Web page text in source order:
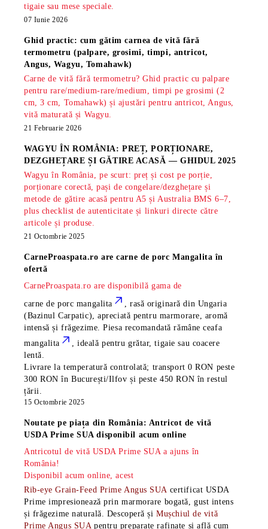
tigaie sau mese speciale.
07 Iunie 2026
Ghid practic: cum gătim carnea de vită fără
termometru (palpare, grosimi, timpi, antricot,
Angus, Wagyu, Tomahawk)
Carne de vită fără termometru? Ghid practic cu palpare
pentru rare/medium-rare/medium, timpi pe grosimi (2
cm, 3 cm, Tomahawk) și ajustări pentru antricot, Angus,
vită maturată și Wagyu.
21 Februarie 2026
WAGYU ÎN ROMÂNIA: PREȚ, PORȚIONARE,
DEZGHEȚARE ȘI GĂTIRE ACASĂ — GHIDUL 2025
Wagyu în România, pe scurt: preț și cost pe porție,
porționare corectă, pași de congelare/dezghețare și
metode de gătire acasă pentru A5 și Australia BMS 6–7,
plus checklist de autenticitate și linkuri directe către
articole și produse.
21 Octombrie 2025
CarneProaspata.ro arecarne de porc Mangalita în
ofertă
CarneProaspata.ro are disponibilă gama de
carne de porc mangalita
, rasă originară din Ungaria
(Bazinul Carpatic), apreciată pentru marmorare, aromă
intensă și frăgezime. Piesa recomandată rămâneceafa
mangalita
, ideală pentru grătar, tigaie sau coacere
lentă.
Livrare la temperatură controlată; transport 0 RON peste
300 RON în București/Ilfov și peste 450 RON în restul
țării.
15 Octombrie 2025
Noutate pe piața din România: Antricot de vită
USDA Prime SUA disponibil acum online
Antricotul de vită USDA Prime SUA a ajuns în
România!
Disponibil acum online, acest
Rib-eye Grain-Feed Prime Angus SUA certificat USDA
Prime impresionează prin marmorare bogată, gust intens
și frăgezime naturală. Descoperă șiMușchiul de vită
Prime Angus SUA pentru preparate rafinate și află cum